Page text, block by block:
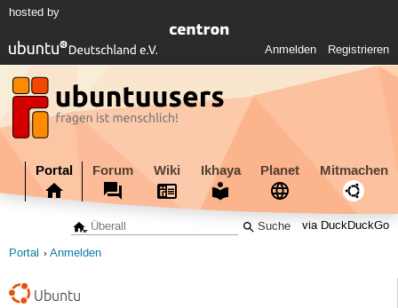
hosted by
Anmelden Registrieren
Portal Forum Wiki Ikhaya Planet Mitmachen
via DuckDuckGo
Portal Anmelden
Ubuntu